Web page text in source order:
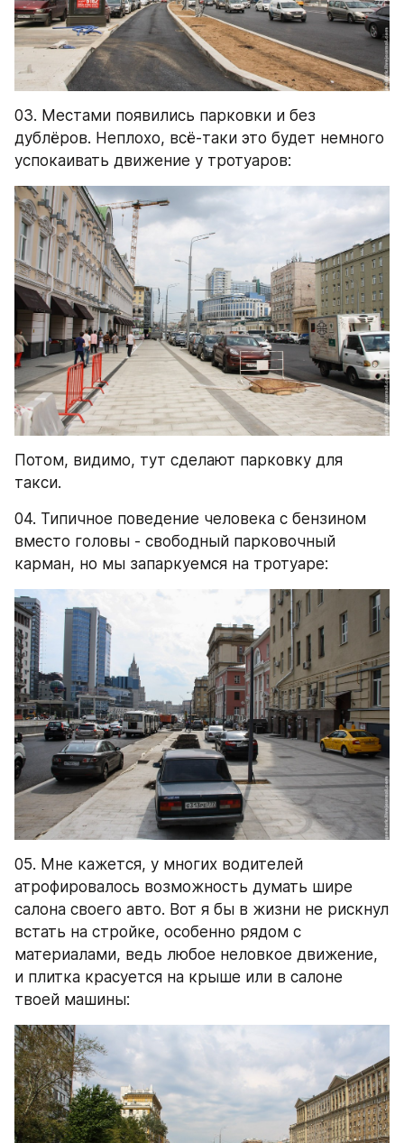
03. Местами появились парковки и без
дублёров. Неплохо, всё-таки это будет немного
успокаивать движение у тротуаров:
Потом, видимо, тут сделают парковку для
такси.
04. Типичное поведение человека с бензином
вместо головы - свободный парковочный
карман, но мы запаркуемся на тротуаре:
05. Мне кажется, у многих водителей
атрофировалось возможность думать шире
салона своего авто. Вот я бы в жизни не рискнул
встать на стройке, особенно рядом с
материалами, ведь любое неловкое движение,
и плитка красуется на крыше или в салоне
твоей машины: